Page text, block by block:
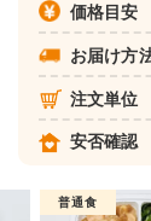
価格目安
お届け方
注文単位
安否確認
普通食